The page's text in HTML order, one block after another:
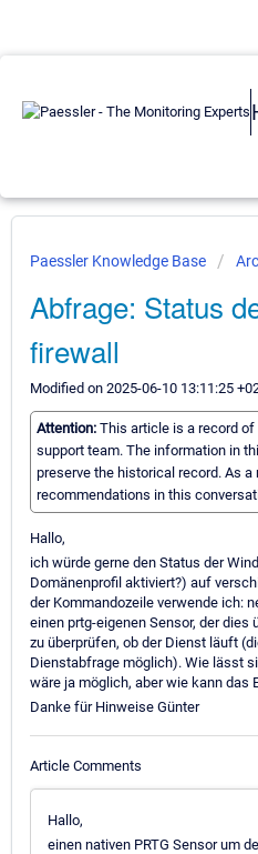
Paessler Knowledge Base
Abfrage: Status
firewall
Modified on 2025-06-10 13:11:25
Attention: This article is a record
support team. The information in
preserve the historical record. As
recommendations in this
Hallo,
ich würde gerne den Status der
Domänenprofil aktiviert?) auf
der Kommandozeile verwende ich:
einen prtg-eigenen Sensor, der
zu überprüfen, ob der Dienst läuft
Dienstabfrage möglich). Wie lässt
wäre ja möglich, aber wie kann das
Danke für Hinweise Günter
Article Comments
Hallo,
einen nativen PRTG Sensor um